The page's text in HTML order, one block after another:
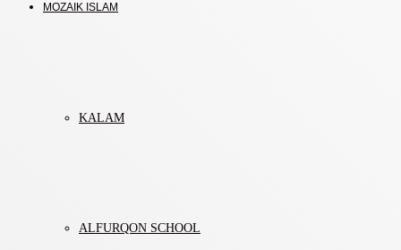
MOZAIK ISLAM
KALAM
ALFURQON SCHOOL